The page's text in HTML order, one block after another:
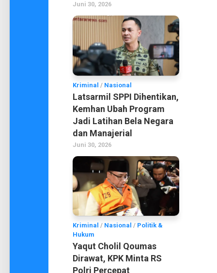
Juni 30, 2026
Kriminal / Nasional
Latsarmil SPPI Dihentikan,
Kemhan Ubah Program
Jadi Latihan Bela Negara
dan Manajerial
Juni 30, 2026
Kriminal / Nasional / Politik &
Hukum
Yaqut Cholil Qoumas
Dirawat, KPK Minta RS
Polri Percepat